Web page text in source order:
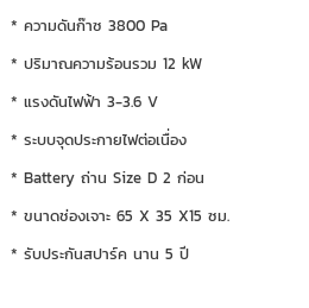
* ความดันก๊าซ 3800 Pa
* ปริมาณความร้อนรวม 12 kW
* แรงดันไฟฟ้า 3-3.6 V
* ระบบจุดประกายไฟต่อเนื่อง
* Battery ถ่าน Size D 2 ก่อน
* ขนาดช่องเจาะ 65 X 35 X15 ซม.
* รับประกันสปาร์ค นาน 5 ปี